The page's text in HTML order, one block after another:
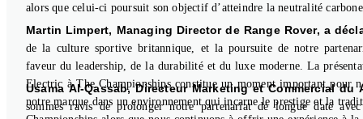
alors que celui-ci poursuit son objectif d’atteindre la neutralité
Martin Limpert, Managing Director de Range Rover, a
de la culture sportive britannique, et la poursuite de notre
faveur du leadership, de la durabilité et du luxe moderne. La
Electric à The Championships constitue un moment important pour
notre marque dans un environnement qui incarne le prestige et la
Usama Al-Qassab, Directeur Marketing et Commercial
sommes ravis de prolonger notre partenariat de longue date